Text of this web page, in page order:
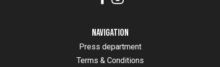
Navigation
Press department
Terms & Conditions